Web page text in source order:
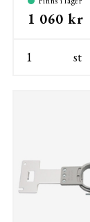
1 060 kr
st